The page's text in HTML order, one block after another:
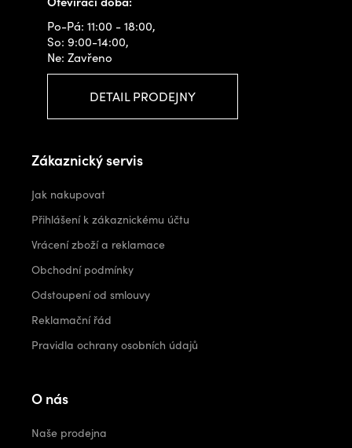
Po-Pá: 11:00 - 18:00,
So: 9:00-14:00,
Ne: Zavřeno
DETAIL PRODEJNY
Zákaznický servis
Jak nakupovat
Přihlášení k zákaznickému účtu
Vrácení zboží a reklamace
Obchodní podmínky
Odstoupení od smlouvy
Reklamační řád
Pravidla ochrany osobních údajů
O nás
Naše prodejna